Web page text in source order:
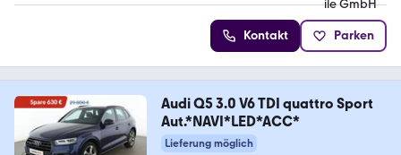
Kontakt Parken
Audi Q5 3.0 V6 TDI quattro Sport
Aut.*NAVI*LED*ACC*
Lieferung möglich